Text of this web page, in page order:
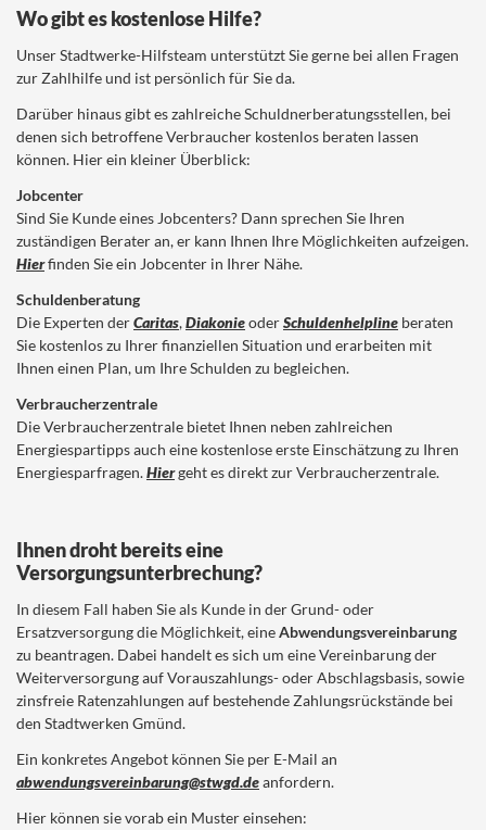
Wo gibt es kostenlose Hilfe?
Unser Stadtwerke-Hilfsteam unterstützt Sie gerne bei allen Fragen
zur Zahlhilfe und ist persönlich für Sie da.
Darüber hinaus gibt es zahlreiche Schuldnerberatungsstellen, bei
denen sich betroffene Verbraucher kostenlos beraten lassen
können. Hier ein kleiner Überblick:
Jobcenter
Sind Sie Kunde eines Jobcenters? Dann sprechen Sie Ihren
zuständigen Berater an, er kann Ihnen Ihre Möglichkeiten aufzeigen.
Hierfinden Sie ein Jobcenter in Ihrer Nähe.
Schuldenberatung
Die Experten derCaritas,DiakonieoderSchuldenhelpline beraten
Sie kostenlos zu Ihrer finanziellen Situation und erarbeiten mit
Ihnen einen Plan, um Ihre Schulden zu begleichen.
Verbraucherzentrale
Die Verbraucherzentrale bietet Ihnen neben zahlreichen
Energiespartipps auch eine kostenlose erste Einschätzung zu Ihren
Energiesparfragen.Hiergeht es direkt zur Verbraucherzentrale.
Ihnen droht bereits eine
Versorgungsunterbrechung?
In diesem Fall haben Sie als Kunde in der Grund- oder
Ersatzversorgung die Möglichkeit, eineAbwendungsvereinbarung
zu beantragen. Dabei handelt es sich um eine Vereinbarung der
Weiterversorgung auf Vorauszahlungs- oder Abschlagsbasis, sowie
zinsfreie Ratenzahlungen auf bestehende Zahlungsrückstände bei
den Stadtwerken Gmünd.
Ein konkretes Angebot können Sie per E-Mail an
abwendungsvereinbarung@stwgd.deanfordern.
Hier können sie vorab ein Muster einsehen: